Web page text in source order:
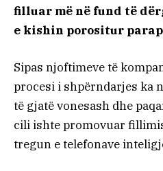
filluar më në fund të
e kishin porositur
Sipas njoftimeve të
procesi i shpërndarjes ka
të gjatë vonesash dhe
cili ishte promovuar
tregun e telefonave